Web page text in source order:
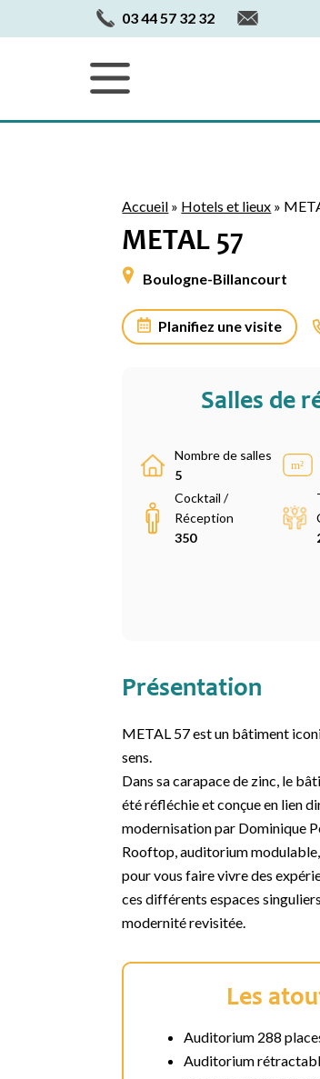
03 44 57 32 32
Accueil » Hotels et lieux »
METAL 57
Boulogne-Billancourt
Planifiez une visite
Salles de
Nombre de salles
5
Cocktail /
Réception
350
Présentation
METAL 57 est un bâtiment
sens.
Dans sa carapace de zinc, le
été réfléchie et conçue en lien
modernisation par Dominique
Rooftop, auditorium
pour vous faire vivre des
ces différents espaces
modernité revisitée.
Les
Auditorium 288
Auditorium